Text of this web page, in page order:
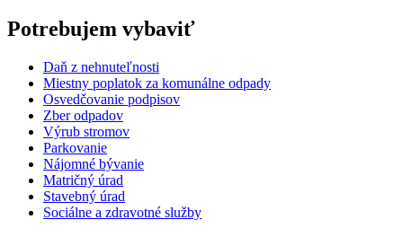
Potrebujem vybaviť
Daň z nehnuteľnosti
Miestny poplatok za komunálne odpady
Osvedčovanie podpisov
Zber odpadov
Výrub stromov
Parkovanie
Nájomné bývanie
Matričný úrad
Stavebný úrad
Sociálne a zdravotné služby